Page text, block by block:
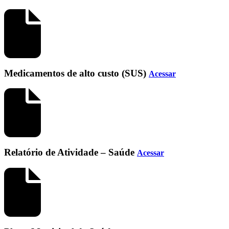
Medicamentos de alto custo (SUS) Acessar
Relatório de Atividade – Saúde Acessar